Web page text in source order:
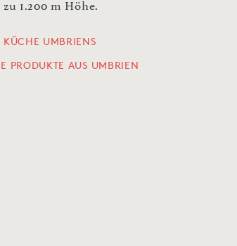
1.200 m Höhe.
KÜCHE UMBRIENS
PRODUKTE AUS UMBRIEN